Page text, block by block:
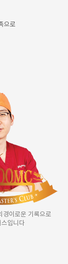
으로
이로운 기록으로
입니다